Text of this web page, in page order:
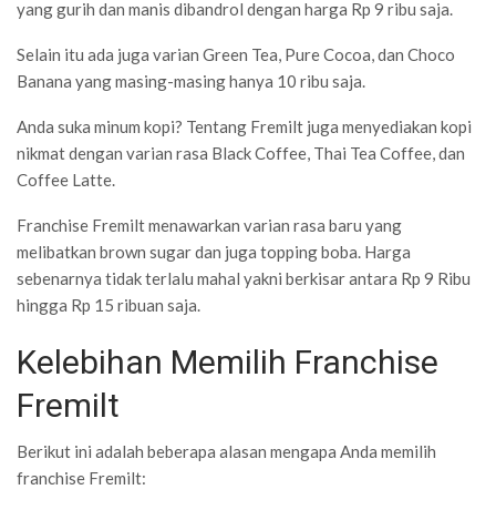
yang gurih dan manis dibandrol dengan harga Rp 9 ribu saja.
Selain itu ada juga varian Green Tea, Pure Cocoa, dan Choco
Banana yang masing-masing hanya 10 ribu saja.
Anda suka minum kopi? Tentang Fremilt juga menyediakan kopi
nikmat dengan varian rasa Black Coffee, Thai Tea Coffee, dan
Coffee Latte.
Franchise Fremilt menawarkan varian rasa baru yang
melibatkan brown sugar dan juga topping boba. Harga
sebenarnya tidak terlalu mahal yakni berkisar antara Rp 9 Ribu
hingga Rp 15 ribuan saja.
Kelebihan Memilih Franchise
Fremilt
Berikut ini adalah beberapa alasan mengapa Anda memilih
franchise Fremilt: